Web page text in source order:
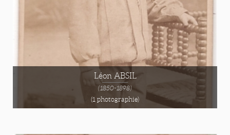
Léon ABSIL
(1850-1898)
(1 photographie)